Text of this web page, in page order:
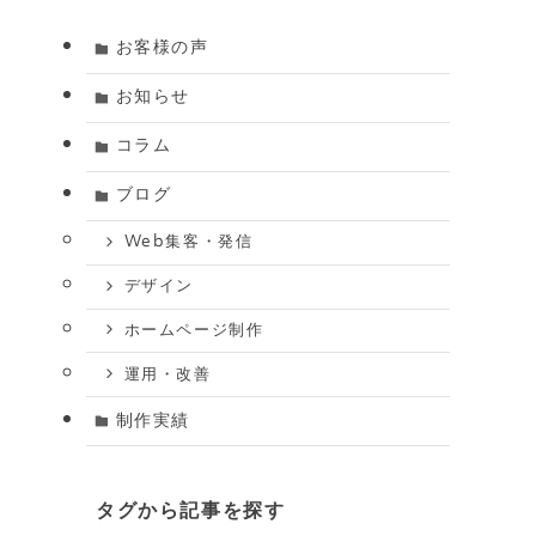
お客様の声
お知らせ
コラム
ブログ
Web集客・発信
デザイン
ホームページ制作
運用・改善
制作実績
タグから記事を探す